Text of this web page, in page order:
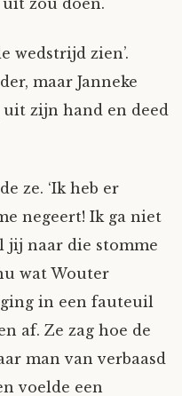
zou doen.
wedstrijd zien’.
maar Janneke
zijn hand en deed
ze. ‘Ik heb er
negeert! Ik ga niet
naar die stomme
wat Wouter
in een fauteuil
af. Ze zag hoe de
man van verbaasd
voelde een